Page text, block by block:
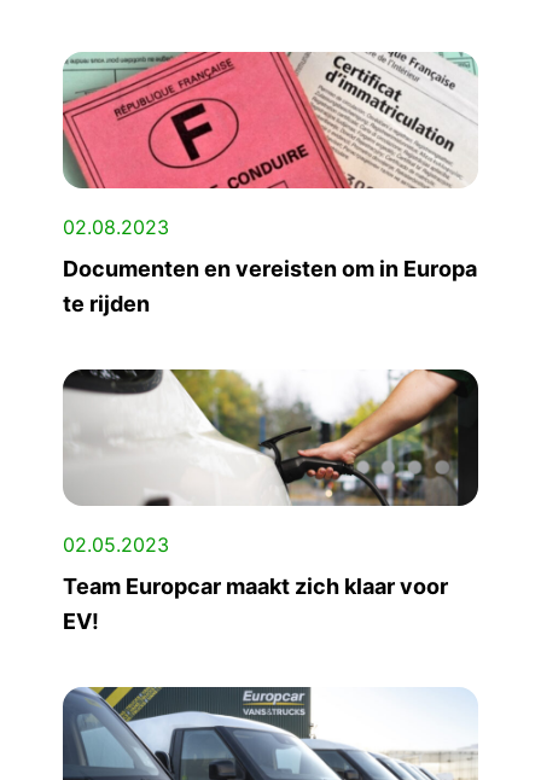
02.08.2023
Documenten en vereisten om in Europa
te rijden
02.05.2023
Team Europcar maakt zich klaar voor
EV!